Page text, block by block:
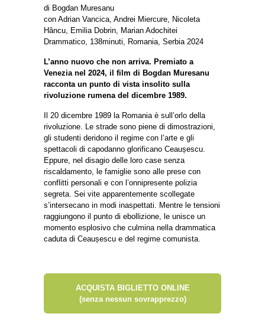
di Bogdan Muresanu
con Adrian Vancica, Andrei Miercure, Nicoleta
Hâncu, Emilia Dobrin, Marian Adochitei
Drammatico, 138minuti, Romania, Serbia 2024
L’anno nuovo che non arriva. Premiato a
Venezia nel 2024, il film di Bogdan Muresanu
racconta un punto di vista insolito sulla
rivoluzione rumena del dicembre 1989.
Il 20 dicembre 1989 la Romania è sull’orlo della
rivoluzione. Le strade sono piene di dimostrazioni,
gli studenti deridono il regime con l’arte e gli
spettacoli di capodanno glorificano Ceaușescu.
Eppure, nel disagio delle loro case senza
riscaldamento, le famiglie sono alle prese con
conflitti personali e con l’onnipresente polizia
segreta. Sei vite apparentemente scollegate
s’intersecano in modi inaspettati. Mentre le tensioni
raggiungono il punto di ebollizione, le unisce un
momento esplosivo che culmina nella drammatica
caduta di Ceaușescu e del regime comunista.
ACQUISTA BIGLIETTO ONLINE
(senza nessun sovrapprezzo)